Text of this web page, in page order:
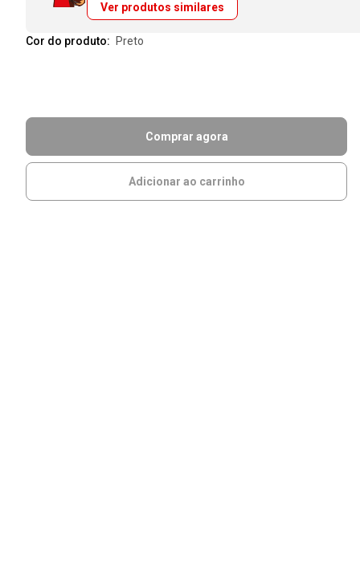
Ver produtos similares
Cor do produto: preto
Comprar agora
Adicionar ao carrinho